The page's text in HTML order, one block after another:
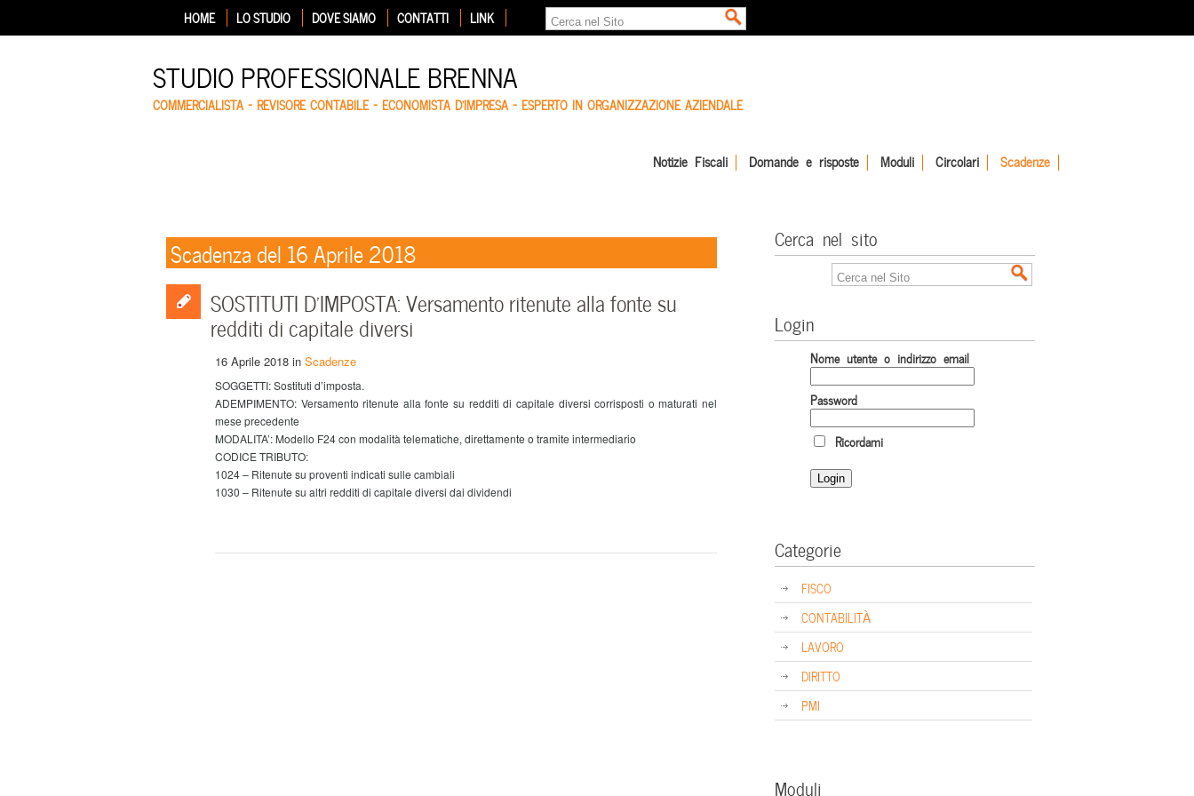
HOME LO STUDIO DOVE SIAMO CONTATTI LINK
STUDIO PROFESSIONALE BRENNA
COMMERCIALISTA – REVISORE CONTABILE – ECONOMISTA D'IMPRESA – ESPERTO IN ORGANIZZAZIONE AZIENDALE
Notizie Fiscali Domande e risposte Moduli Circolari Scadenze
Scadenza del 16 Aprile 2018
SOSTITUTI D’IMPOSTA: Versamento ritenute alla fonte su
redditi di capitale diversi
16 Aprile 2018 in Scadenze
SOGGETTI: Sostituti d’imposta.
ADEMPIMENTO: Versamento ritenute alla fonte su redditi di capitale diversi corrisposti o maturati nel
mese precedente
MODALITA’: Modello F24 con modalità telematiche, direttamente o tramite intermediario
CODICE TRIBUTO:
1024 – Ritenute su proventi indicati sulle cambiali
1030 – Ritenute su altri redditi di capitale diversi dai dividendi
Cerca nel sito
Login
Nome utente o indirizzo email
Password
Ricordami
Categorie
FISCO
CONTABILITÀ
LAVORO
DIRITTO
PMI
Moduli